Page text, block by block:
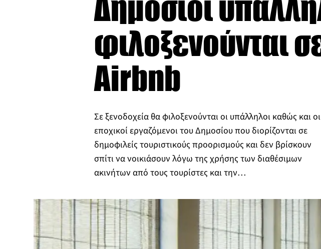
φιλοξενούνται
Airbnb
Σε ξενοδοχεία θα φιλοξενούνται οι υπάλληλοι καθώς και οι
εποχικοί εργαζόμενοι του Δημοσίου που διορίζονται σε
δημοφιλείς τουριστικούς προορισμούς και δεν βρίσκουν
σπίτι να νοικιάσουν λόγω της χρήσης των διαθέσιμων
ακινήτων από τους τουρίστες και την…